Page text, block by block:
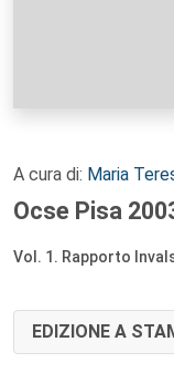
A cura di: Maria
Ocse Pisa
Vol. 1. Rapporto
EDIZIONE A